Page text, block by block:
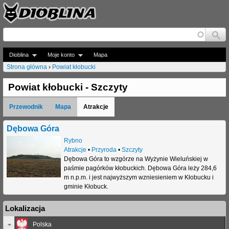
Jump to navigation
Dioblina Moje konto Mapa
J
e
s
t
ś
t
u
t
a
Strona główna › Powiat kłobucki
Powiat kłobucki - Szczyty
Przewodnik Mapa Atrakcje
Dębowa Góra
Rybno
Atrakcje • Przyroda • Szczyty
Dębowa Góra to wzgórze na Wyżynie Wieluńskiej w
paśmie pagórków kłobuckich. Dębowa Góra leży 284,6
m n.p.m. i jest najwyższym wzniesieniem w Kłobucku i
gminie Kłobuck.
Lokalizacja
Polska